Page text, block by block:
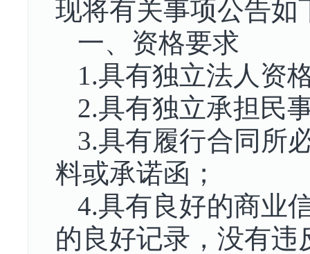
现将有关事项公告如
一、资格要求
1.具有独立法人资
2.具有独立承担民
3.具有履行合同所
料或承诺函；
4.具有良好的商业
的良好记录，没有